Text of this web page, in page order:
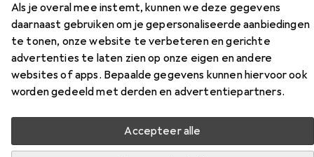
Als je overal mee instemt, kunnen we deze gegevens
daarnaast gebruiken om je gepersonaliseerde aanbiedingen
te tonen, onze website te verbeteren en gerichte
advertenties te laten zien op onze eigen en andere
websites of apps. Bepaalde gegevens kunnen hiervoor ook
worden gedeeld met derden en advertentiepartners.
Accepteer alle
Carmen
Vind bijpassende accessoires voor de Brilliant Carmen uit
de categorie Verlichtingsmiddel.
Relevantie
Productlijst